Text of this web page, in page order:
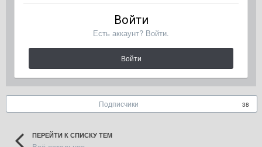
Войти
Есть аккаунт? Войти.
Войти
Подписчики 38
ПЕРЕЙТИ К СПИСКУ ТЕМ